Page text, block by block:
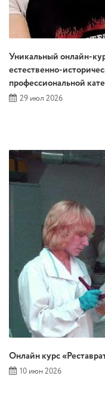
Уникальный
профессиональной
29 июл 2026
Онлайн курс
10 июн 2026